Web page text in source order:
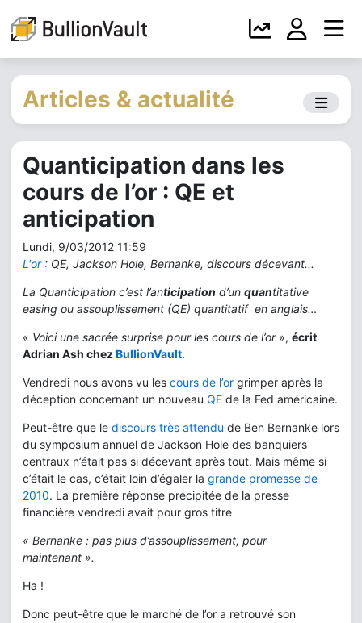
Articles & actualité
Quanticipation dans les
cours de l’or : QE et
anticipation
Lundi, 9/03/2012 11:59
L'or: QE, Jackson Hole, Bernanke, discours décevant...
La Quanticipation c’est l’anticipation d’un quantitative
easing ou assouplissement (QE) quantitatif en anglais…
« Voici une sacrée surprise pour les cours de l’or», écrit
Adrian Ash chezBullionVault.
Vendredi nous avons vu les cours de l’or grimper après la
déception concernant un nouveau QE de la Fed américaine.
Peut-être que le discours très attendu de Ben Bernanke lors
du symposium annuel de Jackson Hole des banquiers
centraux n’était pas si décevant après tout. Mais même si
c’était le cas, c’était loin d’égaler la grande promesse de
2010. La première réponse précipitée de la presse
financière vendredi avait pour gros titre
« Bernanke : pas plus d’assouplissement, pour
maintenant ».
Ha !
Donc peut-être que le marché de l’or a retrouvé son